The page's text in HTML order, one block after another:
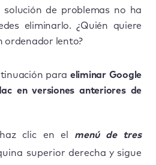
de problemas no ha
eliminarlo. ¿Quién quiere
ordenador lento?
para eliminar Google
en versiones anteriores de
clic en el menú de tres
superior derecha y sigue